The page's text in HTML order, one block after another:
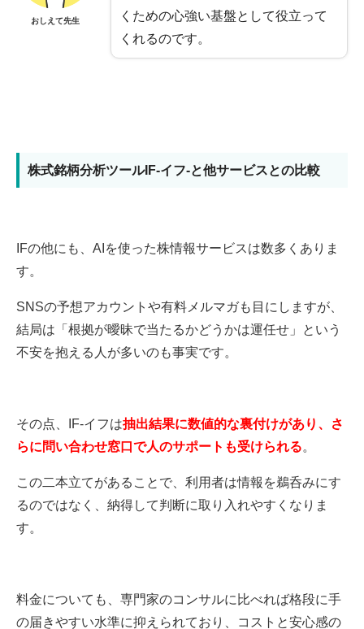
おしえて先生
くための心強い基盤として役立って
くれるのです。
株式銘柄分析ツールIF-イフ-と他サービスとの比較
IFの他にも、AIを使った株情報サービスは数多くありま
す。
SNSの予想アカウントや有料メルマガも目にしますが、
結局は「根拠が曖昧で当たるかどうかは運任せ」という
不安を抱える人が多いのも事実です。
その点、IF-イフは抽出結果に数値的な裏付けがあり、さ
らに問い合わせ窓口で人のサポートも受けられる
この二本立てがあることで、利用者は情報を鵜呑みにす
るのではなく、納得して判断に取り入れやすくなりま
す。
料金についても、専門家のコンサルに比べれば格段に手
の届きやすい水準に抑えられており、コストと安心感の